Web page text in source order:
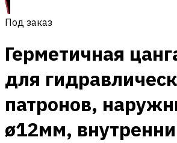
Под заказ
Герметичная
для
патронов,
ø12мм,